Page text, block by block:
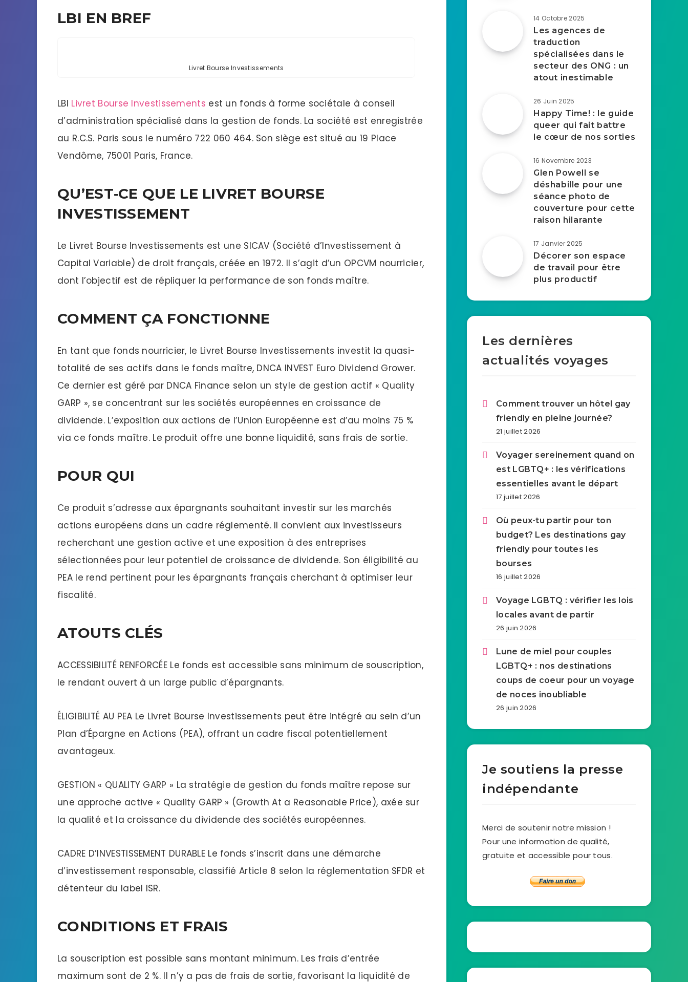
LBI EN BREF
Livret Bourse Investissements
LBI Livret Bourse Investissements est un fonds à forme sociétale à conseil
d’administration spécialisé dans la gestion de fonds. La société est enregistrée
au R.C.S. Paris sous le numéro 722 060 464. Son siège est situé au 19 Place
Vendôme, 75001 Paris, France.
QU’EST‑CE QUE LE LIVRET BOURSE
INVESTISSEMENT
Le Livret Bourse Investissements est une SICAV (Société d’Investissement à
Capital Variable) de droit français, créée en 1972. Il s’agit d’un OPCVM nourricier,
dont l’objectif est de répliquer la performance de son fonds maître.
COMMENT ÇA FONCTIONNE
En tant que fonds nourricier, le Livret Bourse Investissements investit la quasi-
totalité de ses actifs dans le fonds maître, DNCA INVEST Euro Dividend Grower.
Ce dernier est géré par DNCA Finance selon un style de gestion actif « Quality
GARP », se concentrant sur les sociétés européennes en croissance de
dividende. L’exposition aux actions de l’Union Européenne est d’au moins 75 %
via ce fonds maître. Le produit offre une bonne liquidité, sans frais de sortie.
POUR QUI
Ce produit s’adresse aux épargnants souhaitant investir sur les marchés
actions européens dans un cadre réglementé. Il convient aux investisseurs
recherchant une gestion active et une exposition à des entreprises
sélectionnées pour leur potentiel de croissance de dividende. Son éligibilité au
PEA le rend pertinent pour les épargnants français cherchant à optimiser leur
fiscalité.
ATOUTS CLÉS
ACCESSIBILITÉ RENFORCÉE Le fonds est accessible sans minimum de souscription,
le rendant ouvert à un large public d’épargnants.
ÉLIGIBILITÉ AU PEA Le Livret Bourse Investissements peut être intégré au sein d’un
Plan d’Épargne en Actions (PEA), offrant un cadre fiscal potentiellement
avantageux.
GESTION « QUALITY GARP » La stratégie de gestion du fonds maître repose sur
une approche active « Quality GARP » (Growth At a Reasonable Price), axée sur
la qualité et la croissance du dividende des sociétés européennes.
CADRE D’INVESTISSEMENT DURABLE Le fonds s’inscrit dans une démarche
d’investissement responsable, classifié Article 8 selon la réglementation SFDR et
détenteur du label ISR.
CONDITIONS ET FRAIS
La souscription est possible sans montant minimum. Les frais d’entrée
maximum sont de 2 %. Il n’y a pas de frais de sortie, favorisant la liquidité de
14 Octobre 2025
Les agences de
traduction
spécialisées dans le
secteur des ONG : un
atout inestimable
26 Juin 2025
Happy Time! : le guide
queer qui fait battre
le cœur de nos sorties
16 Novembre 2023
Glen Powell se
déshabille pour une
séance photo de
couverture pour cette
raison hilarante
17 Janvier 2025
Décorer son espace
de travail pour être
plus productif
Les dernières
actualités voyages
Comment trouver un hôtel gay
friendly en pleine journée?
21 juillet 2026
Voyager sereinement quand on
est LGBTQ+ : les vérifications
essentielles avant le départ
17 juillet 2026
Où peux-tu partir pour ton
budget? Les destinations gay
friendly pour toutes les
bourses
16 juillet 2026
Voyage LGBTQ : vérifier les lois
locales avant de partir
26 juin 2026
Lune de miel pour couples
LGBTQ+ : nos destinations
coups de coeur pour un voyage
de noces inoubliable
26 juin 2026
Je soutiens la presse
indépendante
Merci de soutenir notre mission !
Pour une information de qualité,
gratuite et accessible pour tous.